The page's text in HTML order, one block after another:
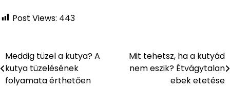
Post Views: 443
Bejegyzés
navigáció
Meddig tüzel a kutya? A
kutya tüzelésének
folyamata érthetően
Mit tehetsz, ha a kutyád
nem eszik? Étvágytalan
ebek etetése